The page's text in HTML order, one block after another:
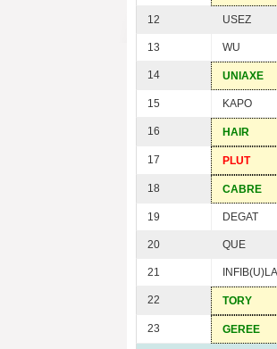
12 USEZ
13 WU
14 UNIAXE
15 KAPO
16 HAIR
17 PLUT
18 CABRE
19 DEGAT
20 QUE
21
22 TORY
23 GEREE